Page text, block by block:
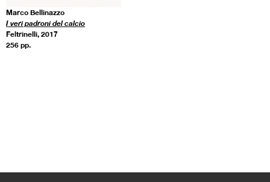
Marco Bellinazzo
I veri padroni del calcio
Feltrinelli, 2017
256 pp.